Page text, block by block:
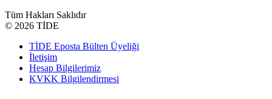
Tüm Hakları Saklıdır
© 2026 TİDE
TİDE Eposta Bülten Üyeliği
İletişim
Hesap Bilgilerimiz
KVKK Bilgilendirmesi